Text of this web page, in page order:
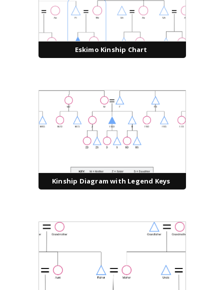
Eskimo Kinship Chart
Kinship Diagram with Legend Keys